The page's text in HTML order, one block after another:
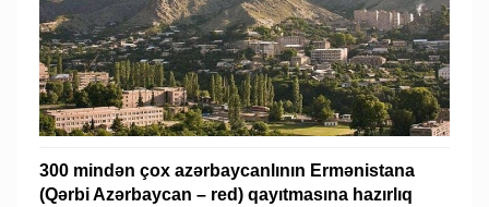
300 mindən çox azərbaycanlının Ermənistana
(Qərbi Azərbaycan – red) qayıtmasına hazırlıq